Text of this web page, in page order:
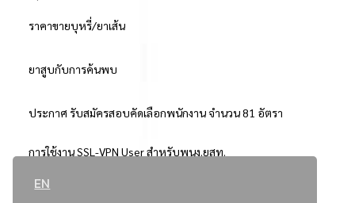
EN
ราคาขายบุหรี่/ยาเส้น
ยาสูบกับการค้นพบ
ประกาศ รับสมัครสอบคัดเลือกพนักงาน จำนวน 81 อัตรา
การใช้งาน SSL-VPN User สำหรับพนง.ยสท.
..ยอดนิยม..